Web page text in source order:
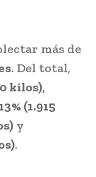
más de
. Del total,
kilos),
(1.915
y
.